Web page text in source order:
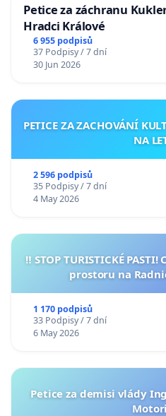
Petice za záchranu
Hradci Králové
6 955 podpisů
37 Podpisy / 7 dní
30 Jun 2026
PETICE ZA ZACHOVÁNÍ
NA
2 596 podpisů
35 Podpisy / 7 dní
4 May 2026
‼️ STOP TURISTICKÉ
prostoru na
1 170 podpisů
33 Podpisy / 7 dní
6 May 2026
Petice za demisi vlády